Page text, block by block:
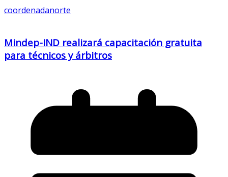
coordenadanorte
Mindep-IND realizará capacitación gratuita
para técnicos y árbitros